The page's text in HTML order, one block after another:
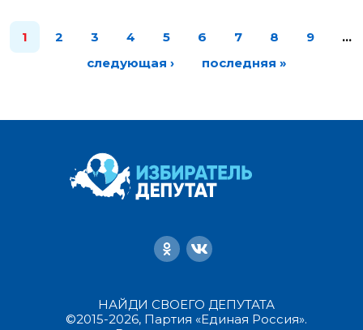
1 2 3 4 5 6 7 8 9
…
следующая ›
последняя »
НАЙДИ СВОЕГО ДЕПУТАТА
©2015-2026, Партия «Единая Россия».